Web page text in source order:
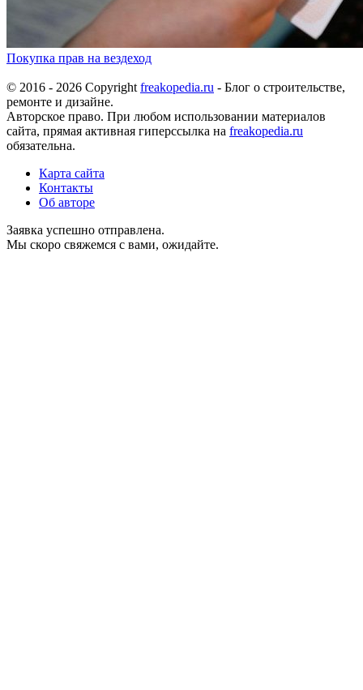
Покупка прав на вездеход
© 2016 - 2026 Copyrightfreakopedia.ru - Блог о строительстве,
ремонте и дизайне.
Авторское право. При любом использовании материалов
сайта, прямая активная гиперссылка на freakopedia.ru
обязательна.
Карта сайта
Контакты
Об авторе
Заявка успешно отправлена.
Мы скоро свяжемся с вами, ожидайте.